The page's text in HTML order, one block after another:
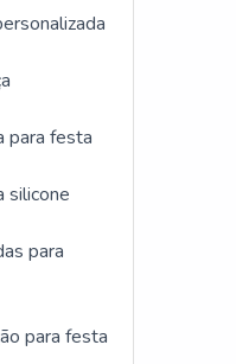
para festa
silicone
para
para festa